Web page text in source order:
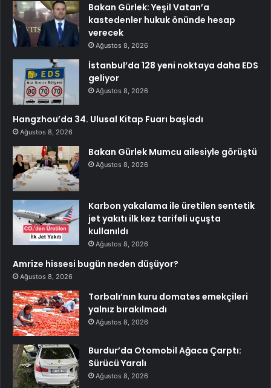
Bakan Gürlek: Yeşil Vatan’a
kastedenler hukuk önünde hesap
verecek
Ağustos 8, 2026
İstanbul’da 128 yeni noktaya daha EDS
geliyor
Ağustos 8, 2026
Hangzhou’da 34. Ulusal Kitap Fuarı başladı
Ağustos 8, 2026
Bakan Gürlek Mumcu ailesiyle görüştü
Ağustos 8, 2026
Karbon yakalama ile üretilen sentetik
jet yakıtı ilk kez tarifeli uçuşta
kullanıldı
Ağustos 8, 2026
Amrize hissesi bugün neden düşüyor?
Ağustos 8, 2026
Torbalı’nın kuru domates emekçileri
yalnız bırakılmadı
Ağustos 8, 2026
Burdur’da Otomobil Ağaca Çarptı:
Sürücü Yaralı
Ağustos 8, 2026